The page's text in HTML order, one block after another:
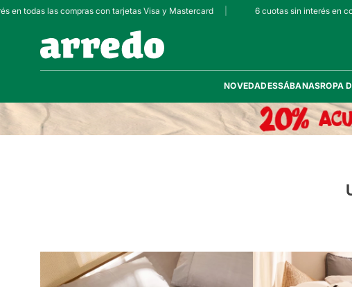
todas las compras con tarjetas Visa y Mastercard 6 cuotas sin interés en
NOVEDADESSÁBANASROPA